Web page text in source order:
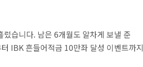
습니다. 남은 6개월도 알차게 보낼 준
IBK 흔들어적금 10만좌 달성 이벤트까지